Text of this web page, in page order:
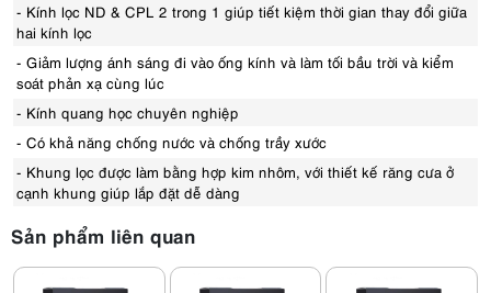
- Kính lọc ND & CPL 2 trong 1 giúp tiết kiệm thời gian thay đổi giữa
hai kính lọc
- Giảm lượng ánh sáng đi vào ống kính và làm tối bầu trời và kiểm
soát phản xạ cùng lúc
- Kính quang học chuyên nghiệp
- Có khả năng chống nước và chống trầy xước
- Khung lọc được làm bằng hợp kim nhôm, với thiết kế răng cưa ở
cạnh khung giúp lắp đặt dễ dàng
Sản phẩm liên quan